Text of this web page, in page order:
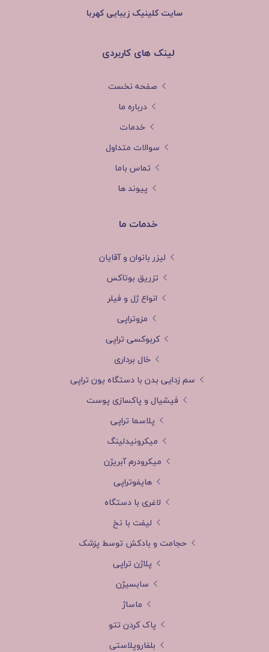
سایت کلینیک زیبایی کهربا
لینک های کاربردی
صفحه نخست
درباره ما
خدمات
سوالات متداول
تماس باما
پیوند ها
خدمات ما
لیزر بانوان و آقایان
تزریق بوتاکس
انواع ژل و فیلر
مزوتراپی
کربوکسی تراپی
خال برداری
سم زدایی بدن با دستگاه یون تراپی
فیشیال و پاکسازی پوست
پلاسما تراپی
میکرونیدلینگ
میکرودرم آبریژن
هایفوتراپی
لاغری با دستگاه
لیفت با نخ
حجامت و بادکش توسط پزشک
پلاژن تراپی
سابسیژن
ماساژ
پاک کردن تتو
بلفاروپلاستی